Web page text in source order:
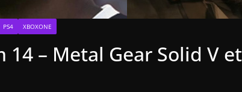
PS4 XBOXONE
14 – Metal Gear Solid V